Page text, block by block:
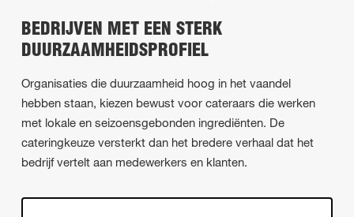
BEDRIJVEN MET EEN STERK
DUURZAAMHEIDSPROFIEL
Organisaties die duurzaamheid hoog in het vaandel
hebben staan, kiezen bewust voor cateraars die werken
met lokale en seizoensgebonden ingrediënten. De
cateringkeuze versterkt dan het bredere verhaal dat het
bedrijf vertelt aan medewerkers en klanten.